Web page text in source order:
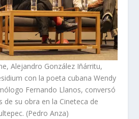
Alejandro González Iñárritu,
con la poeta cubana Wendy
Fernando Llanos, conversó
de su obra en la Cineteca de
(Pedro Anza)